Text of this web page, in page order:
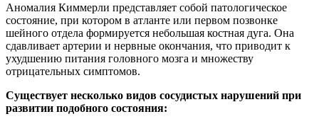
Аномалия Киммерли представляет собой патологическое
состояние, при котором в атланте или первом позвонке
шейного отдела формируется небольшая костная дуга. Она
сдавливает артерии и нервные окончания, что приводит к
ухудшению питания головного мозга и множеству
отрицательных симптомов.
Существует несколько видов сосудистых нарушений при
развитии подобного состояния: